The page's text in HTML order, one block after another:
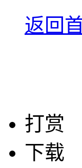
返回
打赏
下载